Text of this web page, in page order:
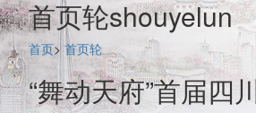
首页轮shouyelun
首页>首页轮
“舞动天府”首届四